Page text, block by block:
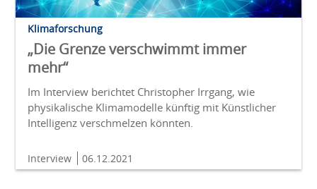
Klimaforschung
„Die Grenze verschwimmt immer
mehr“
Im Interview berichtet Christopher Irrgang, wie
physikalische Klimamodelle künftig mit Künstlicher
Intelligenz verschmelzen könnten.
Interview 06.12.2021